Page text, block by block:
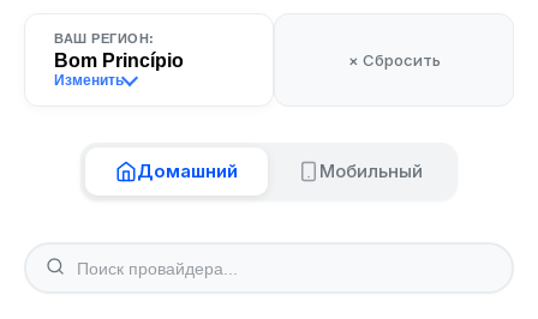
ВАШ РЕГИОН:
Bom Princípio
Изменить
× Сбросить
Домашний Мобильный